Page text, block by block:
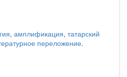
, амплификация, татарский
переложение.